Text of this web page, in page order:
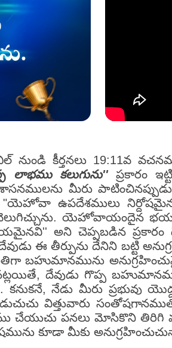
కీర్తనలు 19:11వ
లాభము కలుగును''ప్రకారం
శాసనములను మీరు
"యెహోవా ఉపదేశములు
వెలుగిచ్చును. యెహోవాయందైన
అని చెప్పబడిన ప్రకారం
ఈ తీర్పును దేనిని బట్టి
బహుమానమును
దేవుడు గొప్ప
నేడు మీరు ప్రభువు
విత్తువారు
చేయుచు పనలు మోసికొని
కూడా మీకు